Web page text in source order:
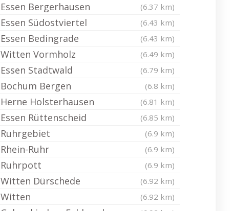
Essen Bergerhausen (6.37 km)
Essen Südostviertel (6.43 km)
Essen Bedingrade (6.43 km)
Witten Vormholz (6.49 km)
Essen Stadtwald (6.79 km)
Bochum Bergen (6.8 km)
Herne Holsterhausen (6.81 km)
Essen Rüttenscheid (6.85 km)
Ruhrgebiet (6.9 km)
Rhein-Ruhr (6.9 km)
Ruhrpott (6.9 km)
Witten Dürschede (6.92 km)
Witten (6.92 km)